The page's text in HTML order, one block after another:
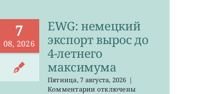
7
08, 2026
EWG: немецкий
экспорт вырос до
4-летнего
максимума
Пятница, 7 августа, 2026 |
Комментариикотключены